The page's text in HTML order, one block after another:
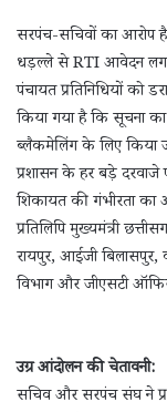
सरपंच-सचिवों का आरोप
धड़ल्ले से RTI आवेदन लगा
पंचायत प्रतिनिधियों को
किया गया है कि सूचना
ब्लैकमेलिंग के लिए किया
प्रशासन के हर बड़े दरवाजे
शिकायत की गंभीरता का
प्रतिलिपि मुख्यमंत्री
रायपुर, आईजी
विभाग और जीएसटी
उग्र आंदोलन की चेतावनी:
सचिव और सरपंच संघ ने